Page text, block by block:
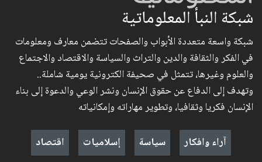
شبكة النبأ المعلوماتية
شبكة واسعة متعددة الأبواب والصفحات تتضمن معارف ومعلومات
في الفكر والثقافة والدين والتراث والسياسة والاقتصاد والاجتماع
والعلوم وغيرها، تتمثل في صحيفة الكترونية يومية شاملة..
وتهدف إلى الدفاع عن حقوق الإنسان ونشر الوعي والدعوة إلى بناء
الإنسان فكريا وثقافيا، وتطوير مهاراته وإمكانياته
آراء وافكار
سياسة إسلاميات اقتصاد